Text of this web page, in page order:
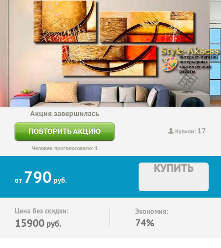
Купили: 17
Акция завершилась
ПОВТОРИТЬ АКЦИЮ
Человек проголосовало: 1
от 790 руб.
КУПИТЬ
Цена без скидки:
15900 руб.
Экономия:
74%